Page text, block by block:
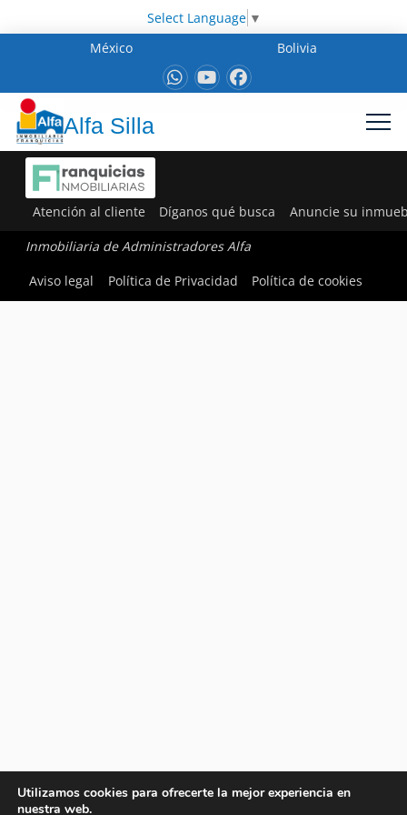
Select Language ▼
México
Bolivia
Alfa Silla
Atención al cliente Díganos qué busca Anuncie su
Inmobiliaria de Administradores Alfa
Aviso legal
Política de Privacidad Política de cookies
Utilizamos cookies para ofrecerte la mejor experiencia en
nuestra web.